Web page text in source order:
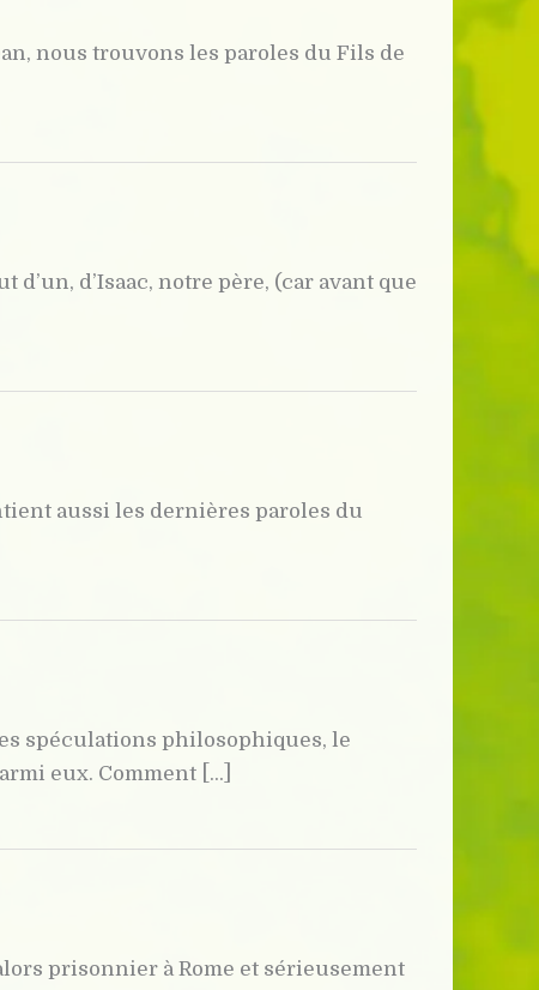
nous trouvons les paroles du Fils de
d’Isaac, notre père, (car avant que
aussi les dernières paroles du
spéculations philosophiques, le
eux. Comment [...]
prisonnier à Rome et sérieusement